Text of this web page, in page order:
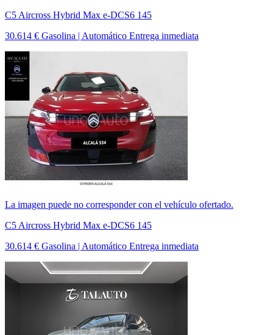
C5 Aircross Hybrid Max e-DCS6 145
30.614 € Gasolina | Automático Entrega inmediata
La imagen puede no corresponder con el vehículo ofertado.
C5 Aircross Hybrid Max e-DCS6 145
30.614 € Gasolina | Automático Entrega inmediata